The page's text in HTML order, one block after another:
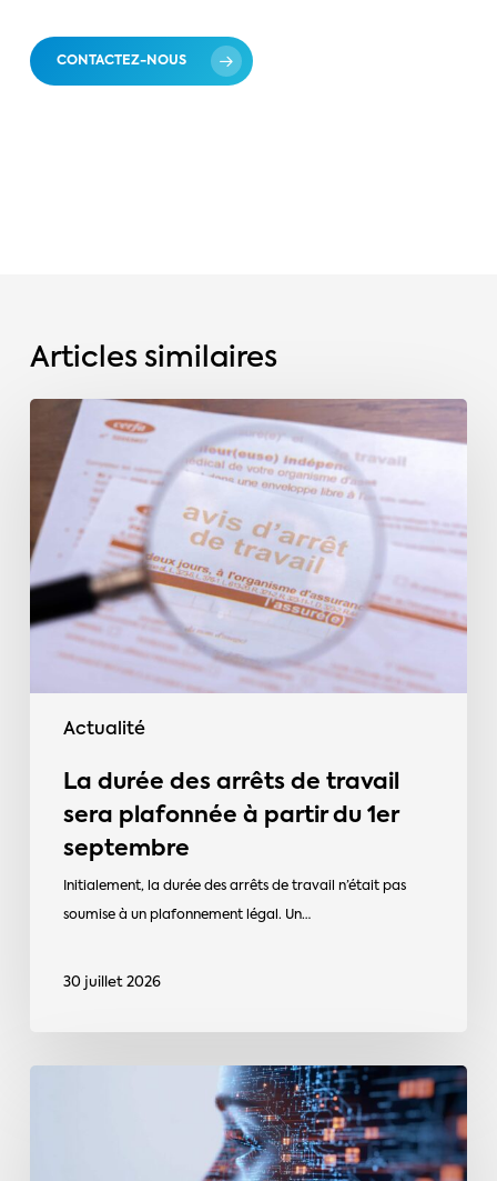
CONTACTEZ-NOUS
Articles similaires
Actualité
durée
des
arrêts
de
travail
sera
plafonnée
La durée des arrêts de travail
sera plafonnée à partir du 1er
septembre
Initialement, la durée des arrêts de travail n’était pas
soumise à un plafonnement légal. Un…
30 juillet 2026